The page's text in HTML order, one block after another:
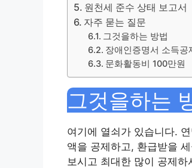
원천세 준수 상태 보고서
자주 묻는 질문
그것을하는 방법
장애인증명서 소득
문화활동비 100만원
그것을하는
여기에 열쇠가 있습니다.
액을 공제하고, 환급받을
보시고 최대한 많이 공제